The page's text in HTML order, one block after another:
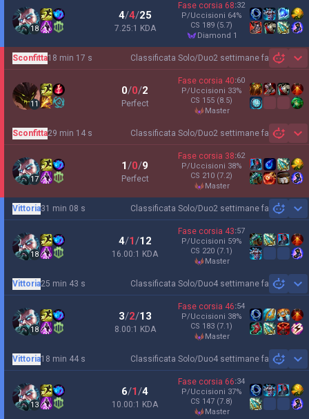
18
4/4/25
7.25:1 KDA
Fase corsia 68:32
P/Uccisioni 64%
CS 189 (5.7)
diamond 1
Classificata Solo/Duo2 settimane fa
Sconfitta18 min 17 s
11
0/0/2
Perfect
Fase corsia 40:60
P/Uccisioni 33%
CS 155 (8.5)
master
Classificata Solo/Duo2 settimane fa
Sconfitta29 min 14 s
17
1/0/9
Perfect
Fase corsia 38:62
P/Uccisioni 38%
CS 210 (7.2)
master
Classificata Solo/Duo2 settimane fa
Vittoria31 min 08 s
18
4/1/12
16.00:1 KDA
Fase corsia 43:57
P/Uccisioni 59%
CS 220 (7.1)
master
Classificata Solo/Duo4 settimane fa
Vittoria25 min 43 s
18
3/2/13
8.00:1 KDA
Fase corsia 46:54
P/Uccisioni 38%
CS 183 (7.1)
master
Classificata Solo/Duo4 settimane fa
Vittoria18 min 44 s
13
6/1/4
10.00:1 KDA
Fase corsia 66:34
P/Uccisioni 37%
CS 147 (7.8)
master